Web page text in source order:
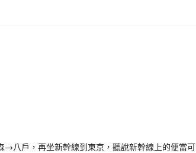
→八戶，再坐新幹線到東京，聽說新幹線上的便當可